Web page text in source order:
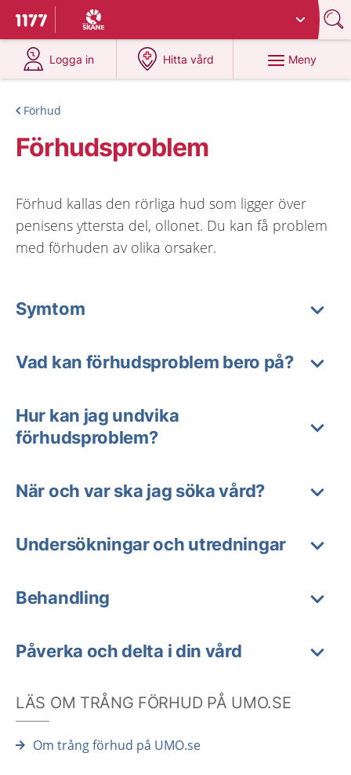
Till startsidan för 1177
Du har valt region
Logga in
på 1177.se
Hitta vård
på 1177.se
Meny
Förhud
Förhudsproblem
Förhud kallas den rörliga hud som ligger över
penisens yttersta del, ollonet. Du kan få problem
med förhuden av olika orsaker.
Symtom
Vad kan förhudsproblem bero på?
Hur kan jag undvika
förhudsproblem?
När och var ska jag söka vård?
Undersökningar och utredningar
Behandling
Påverka och delta i din vård
LÄS OM TRÅNG FÖRHUD PÅ UMO.SE
Om trång förhud på UMO.se